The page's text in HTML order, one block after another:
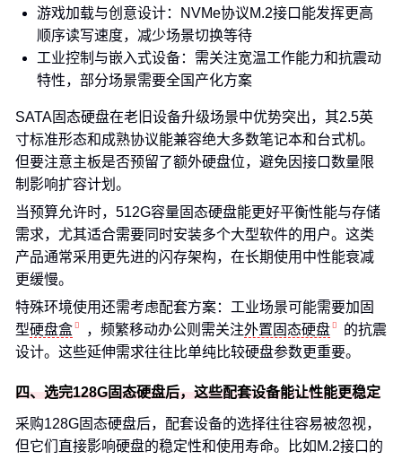
游戏加载与创意设计：NVMe协议M.2接口能发挥更高
顺序读写速度，减少场景切换等待
工业控制与嵌入式设备：需关注宽温工作能力和抗震动
特性，部分场景需要全国产化方案
SATA固态硬盘在老旧设备升级场景中优势突出，其2.5英
寸标准形态和成熟协议能兼容绝大多数笔记本和台式机。
但要注意主板是否预留了额外硬盘位，避免因接口数量限
制影响扩容计划。
当预算允许时，512G容量固态硬盘能更好平衡性能与存储
需求，尤其适合需要同时安装多个大型软件的用户。这类
产品通常采用更先进的闪存架构，在长期使用中性能衰减
更缓慢。
特殊环境使用还需考虑配套方案：工业场景可能需要加固
型硬盘盒 ，频繁移动办公则需关注外置固态硬盘
的抗震
设计。这些延伸需求往往比单纯比较硬盘参数更重要。
四、选完128G固态硬盘后，这些配套设备能让性能更稳定
采购128G固态硬盘后，配套设备的选择往往容易被忽视，
但它们直接影响硬盘的稳定性和使用寿命。比如M.2接口的